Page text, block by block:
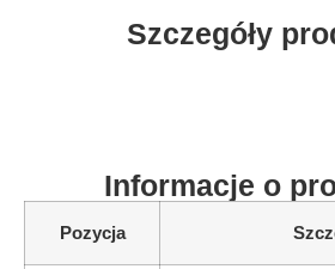
Szczegóły
Informacje o
Pozycja